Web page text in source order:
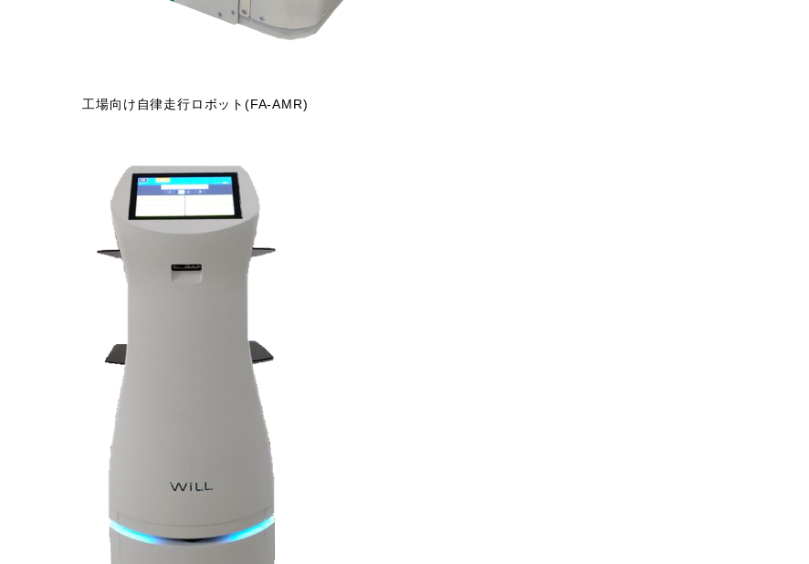
工場向け自律走行ロボット(FA-AMR)